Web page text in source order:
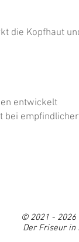
die Kopfhaut
entwickelt
bei
© 2021 - 2026
Der Friseur in